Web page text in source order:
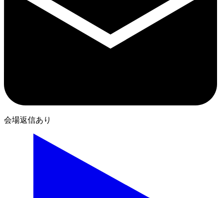
会場返信あり